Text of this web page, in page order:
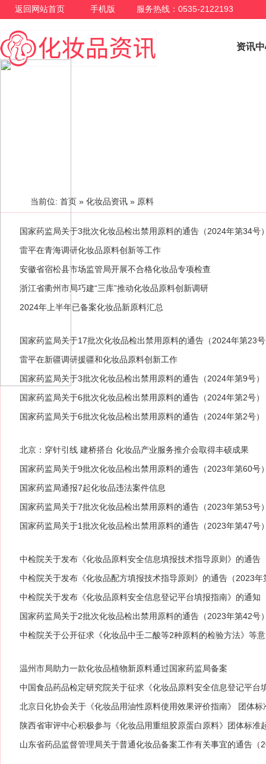
返回网站首页 手机版 服务热线：0535-2122193
资讯
当前位: 首页 » 化妆品资讯 » 原料
国家药监局关于3批次化妆品检出禁用原料的通告（2024年第34号
雷平在青海调研化妆品原料创新等工作
安徽省宿松县市场监管局开展不合格化妆品专项检查
浙江省衢州市局巧建“三库”推动化妆品原料创新调研
2024年上半年已备案化妆品新原料汇总
国家药监局关于17批次化妆品检出禁用原料的通告（2024年第23
雷平在新疆调研援疆和化妆品原料创新工作
国家药监局关于3批次化妆品检出禁用原料的通告（2024年第9号）
国家药监局关于6批次化妆品检出禁用原料的通告（2024年第2号）
国家药监局关于6批次化妆品检出禁用原料的通告（2024年第2号）
北京：穿针引线 建桥搭台 化妆品产业服务推介会取得丰硕成果
国家药监局关于9批次化妆品检出禁用原料的通告（2023年第60号
国家药监局通报7起化妆品违法案件信息
国家药监局关于7批次化妆品检出禁用原料的通告（2023年第53号
国家药监局关于1批次化妆品检出禁用原料的通告（2023年第47号
中检院关于发布《化妆品原料安全信息填报技术指导原则》的通告
中检院关于发布《化妆品配方填报技术指导原则》的通告（2023年
中检院关于发布《化妆品原料安全信息登记平台填报指南》的通知
国家药监局关于2批次化妆品检出禁用原料的通告（2023年第42号
中检院关于公开征求《化妆品中壬二酸等2种原料的检验方法》等
温州市局助力一款化妆品植物新原料通过国家药监局备案
中国食品药品检定研究院关于征求《化妆品原料安全信息登记平台
北京日化协会关于《化妆品用油性原料使用效果评价指南》 团体标
陕西省审评中心积极参与《化妆品用重组胶原蛋白原料》团体标准
山东省药品监督管理局关于普通化妆品备案工作有关事宜的通告（